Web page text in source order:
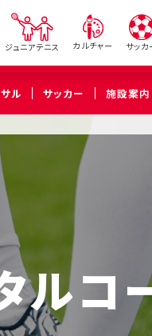
西新井
ジュニアテニス カルチャー サッカ
ル サッカー 施設案内
ルコ